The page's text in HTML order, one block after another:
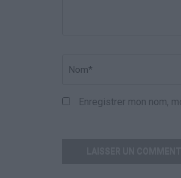
Enregistrer mon nom,